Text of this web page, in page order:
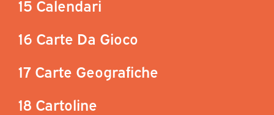
15 Calendari
16 Carte Da Gioco
17 Carte Geografiche
18 Cartoline